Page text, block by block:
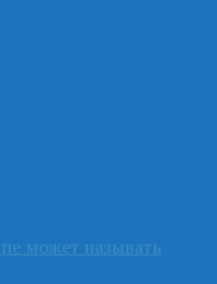
может называть